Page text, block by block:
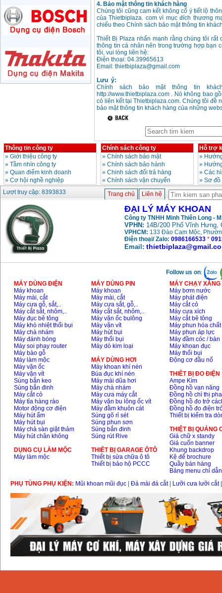
Máy Khoan Bosch
:1788000 VND
Bộ máy khoan Bosch
GSB 13RE hộp nhựa
100 chi tiết
Máy khoan búa
Makita HP1630
(16mm) 710W
Giá:1697000VND
Máy khoan Bosch
GSB 13RE (650W)
hộp giấy
Giá:1578000
Máy khoan Bosch
GSB 550 (550W)
Giá:
Bảng giá máy khoan
Bosch 2024
Giá:884000
Máy khoan Bosch
GBH 2-24RE (790W)
Giá:3062000
4. Bảo mật thông tin khách hàng
Chúng tôi cũng cam kết không cố ‎‎ý tiết lộ
của Thietbiplaza. com vì mục đích thương
chiếu theo Chính sách bảo mật thông tin
Thiết Bị Plaza nhấn mạnh rằng chúng tôi
thông tin cá nhân nên trong trường hợp bạn
tôi, vui lòng liên hệ:
Điện thoại: 04.39965613
Email: thietbiplaza@gmail.com
Lưu ‎ ý:
Chính sách bảo mật thông tin
http://www.thietbiplaza.com . Nó không bao
có liên kết tại Thietbiplaza.com. Chúng tôi đề
bảo mật thông tin khách hàng của những
Thông tin công ty
» Giới thiệu công ty
» Tầm nhìn công ty
» Quan điểm kinh doanh
» Cơ hội nghề nghiệp
Chính sách công ty
» Chính sách bảo mật
» Chính sách bảo hành
» Chinh sách đổi trả hàng
» Chính sách vận chuyển
Hỗ trợ
»
»
» Các
» Sơ
Lượt truy cập: 8393833
Trang chủ Liên hệ
ĐẠI LÝ MÁY KHOAN
Công ty TNHH Minh Thiên Long -
VPHN: 14B/200 Phố Vĩnh Hưng,
VPHCM: 133 Đào Cam Mộc,
Điện thoại/ Zalo: 0986166533 *
Email:
Follow us on:
MÁY DÙNG ĐIỆN
Máy khoan
Máy mài, cắt
Máy cưa gỗ, sắt,..
Máy cắt sắt, nhôm,..
Máy đục bê tông
Máy khò nhiệt thổi bụi
Máy chà nhám
Máy đánh bóng
Máy soi phay router
Máy bào gỗ
Máy làm mộc
Máy vặn ốc
Máy vặn vít
Súng bắn keo
Súng bắn đinh
Máy cắt cỏ
Máy tỉa hàng rào
Motor động cơ điện
Máy hút ẩm
Máy hút bụi
Máy chà sàn giặt thảm
Máy hút chân không
DỤNG CỤ LÀM MỘC
Máy làm mộc
MÁY DÙNG PIN
Máy khoan
Máy mài, cắt
Máy cưa sắt, gỗ,..
Máy cắt sắt, nhôm,..
Máy vặn ốc bulông
Máy vặn vít
Máy hút bụi
Máy thổi bụi
Máy dò kim loại
MÁY DÙNG HƠI
Máy khoan khí nén
Búa đục khí nén
Máy mài dũa hơi
Máy chà nhám
Máy cưa máy cắt
Máy vặn bu lông ốc vít
Máy đầm khuôn cát
Súng gõ rỉ sét
Súng phun sơn
Súng bắn đinh
Súng rút Rive
THIÊT BỊ GARAGE ÔTÔ
Thiết bị sửa chữa ô tô
Thiết bị bảo hộ PCCC
MÁY CHẠY
Máy bơm nước
Máy phát điện
Máy cắt cỏ
Máy cưa xích
Máy cắt bê tông
Máy phun hóa chất
Máy phun áp lực
Máy đầm cóc / bàn
Máy khoan đục
Máy thổi bụi
Động cơ đầu nổ
THIÊT BỊ ĐO ĐIỆN
Ampe Kìm
Đồng hồ vạn năng
Đồng hồ chỉ thị pha
Đồng hồ đo trở
Đồng hồ đo điện
Thiết bị kiểm tra
THIỆT BỊ QUẢNG
Giá chữ x standy
Giá cuốn banner
Khung backdrop
Kệ để brochure
Quầy bán hàng
Bảng menu chỉ dẫn
PHỤ TÙNG PHỤ KIỆN: Mũi khoan mũi đục Đá mài đá cắt| Lưỡi cưa lưỡi cắt